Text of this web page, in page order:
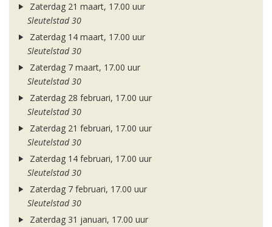
Zaterdag 21 maart, 17.00 uur
Sleutelstad 30
Zaterdag 14 maart, 17.00 uur
Sleutelstad 30
Zaterdag 7 maart, 17.00 uur
Sleutelstad 30
Zaterdag 28 februari, 17.00 uur
Sleutelstad 30
Zaterdag 21 februari, 17.00 uur
Sleutelstad 30
Zaterdag 14 februari, 17.00 uur
Sleutelstad 30
Zaterdag 7 februari, 17.00 uur
Sleutelstad 30
Zaterdag 31 januari, 17.00 uur